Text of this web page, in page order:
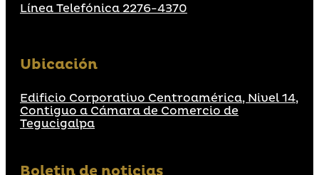
Línea Telefónica 2276-4370
Ubicación
Edificio Corporativo Centroamérica, Nivel 14,
Contiguo a Cámara de Comercio de
Tegucigalpa
Boletin de noticias